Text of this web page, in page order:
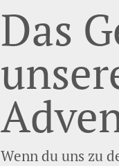
Das
Wenn du uns zu